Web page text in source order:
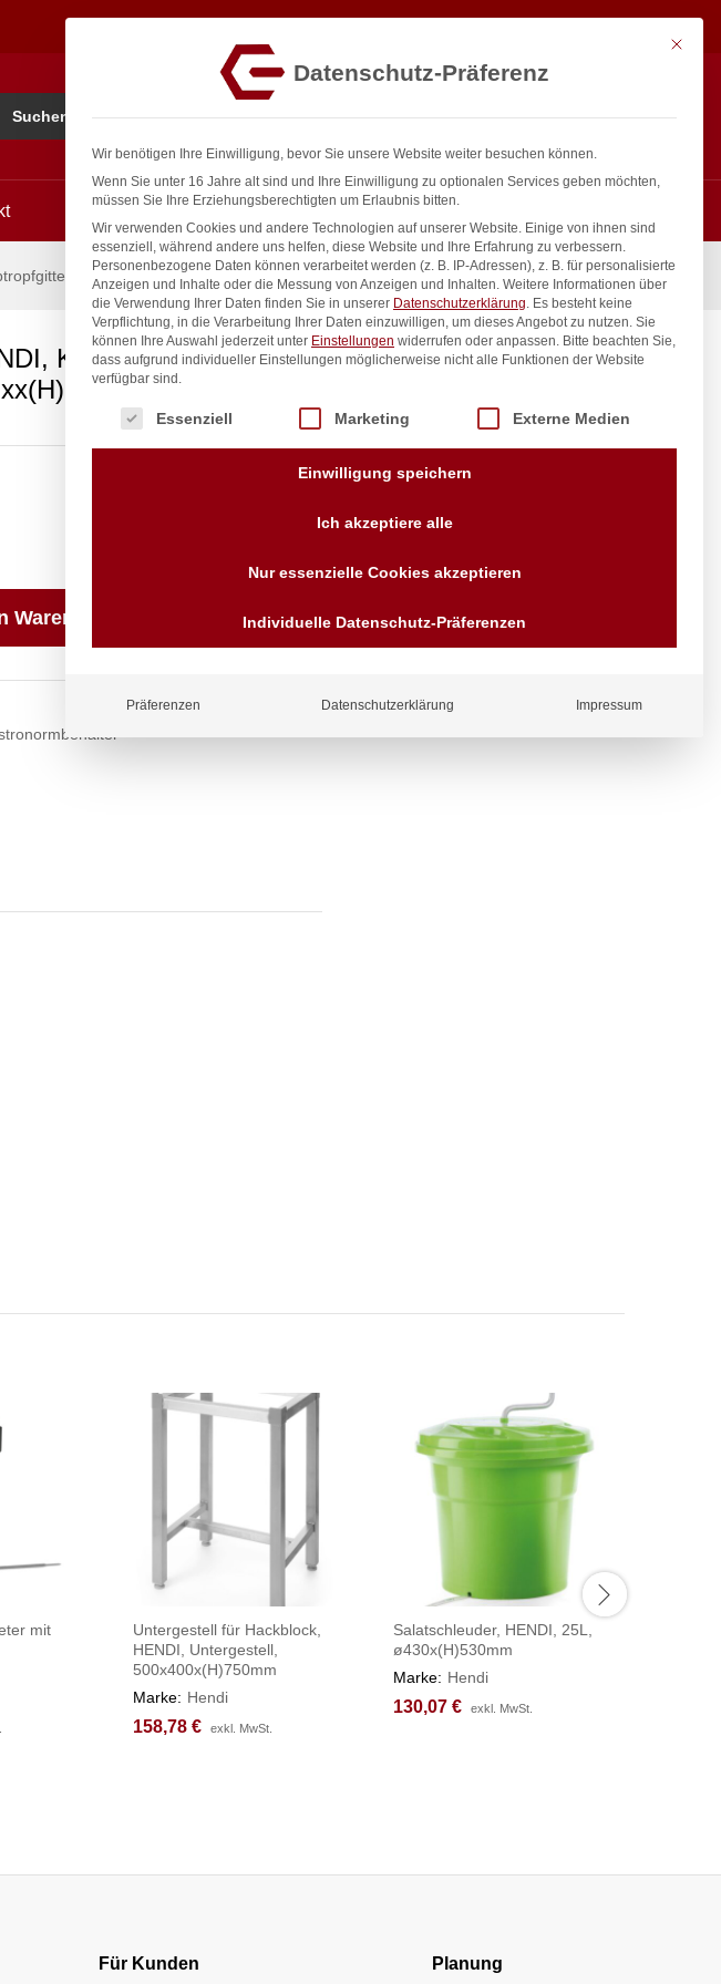
Suchen
HENDI, Kitchen Line, GN 1/4, xx(H)mm
Kitchen Line, GN 1/4,
xx(H)mm
Warenkorb
Vergl
inkl. / exkl. MwSt.
Anfragen
Wir sind seit über 40 Jahren
für Sie da
Vorrauskasse Paypal,
Kreditkarte, Direkt
mit
Untergestell für Hackblock,
HENDI, Untergestell,
500x400x(H)750mm
Marke: Hendi
158,78 € exkl. MwSt.
158,78 € exkl. MwSt.
Salatschleuder, HENDI, 25L,
ø430x(H)530mm
Marke: Hendi
130,07 € exkl. MwSt.
130,07 € exkl. MwSt.
Für Kunden Planung
5,44€ exkl. MwSt. In den Warenkorb
Mit
Datenschutz-Präferenz
Wir benötigen Ihre Einwilligung, bevor Sie unsere Website weiter besuchen können.
Wenn Sie unter 16 Jahre alt sind und Ihre Einwilligung zu optionalen Services geben möchten,
müssen Sie Ihre Erziehungsberechtigten um Erlaubnis bitten.
Wir verwenden Cookies und andere Technologien auf unserer Website. Einige von ihnen sind
essenziell, während andere uns helfen, diese Website und Ihre Erfahrung zu verbessern.
Personenbezogene Daten können verarbeitet werden (z. B. IP-Adressen), z. B. für personalisierte
Anzeigen und Inhalte oder die Messung von Anzeigen und Inhalten. Weitere Informationen über
die Verwendung Ihrer Daten finden Sie in unserer Datenschutzerklärung. Es besteht keine
Verpflichtung, in die Verarbeitung Ihrer Daten einzuwilligen, um dieses Angebot zu nutzen. Sie
können Ihre Auswahl jederzeit unter Einstellungen widerrufen oder anpassen. Bitte beachten Sie,
dass aufgrund individueller Einstellungen möglicherweise nicht alle Funktionen der Website
verfügbar sind.
Es folgt eine Liste der Service-Gruppen, für die eine Einwilligung erteilt werden kann.
Essenziell Marketing Externe Medien
Einwilligung speichern
Ich akzeptiere alle
Nur essenzielle Cookies akzeptieren
Individuelle Datenschutz-Präferenzen
Präferenzen Datenschutzerklärung Impressum